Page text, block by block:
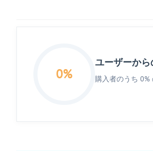
0%
ユーザーか
購入者のうち 0%